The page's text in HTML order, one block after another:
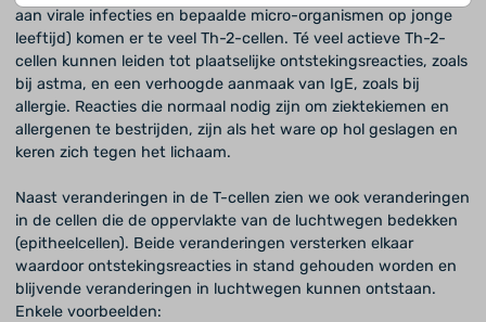
aan virale infecties en bepaalde micro-organismen op jonge
leeftijd) komen er te veel Th-2-cellen. Té veel actieve Th-2-
cellen kunnen leiden tot plaatselijke ontstekingsreacties, zoals
bij astma, en een verhoogde aanmaak van IgE, zoals bij
allergie. Reacties die normaal nodig zijn om ziektekiemen en
allergenen te bestrijden, zijn als het ware op hol geslagen en
keren zich tegen het lichaam.
Naast veranderingen in de T-cellen zien we ook veranderingen
in de cellen die de oppervlakte van de luchtwegen bedekken
(epitheelcellen). Beide veranderingen versterken elkaar
waardoor ontstekingsreacties in stand gehouden worden en
blijvende veranderingen in luchtwegen kunnen ontstaan.
Enkele voorbeelden: